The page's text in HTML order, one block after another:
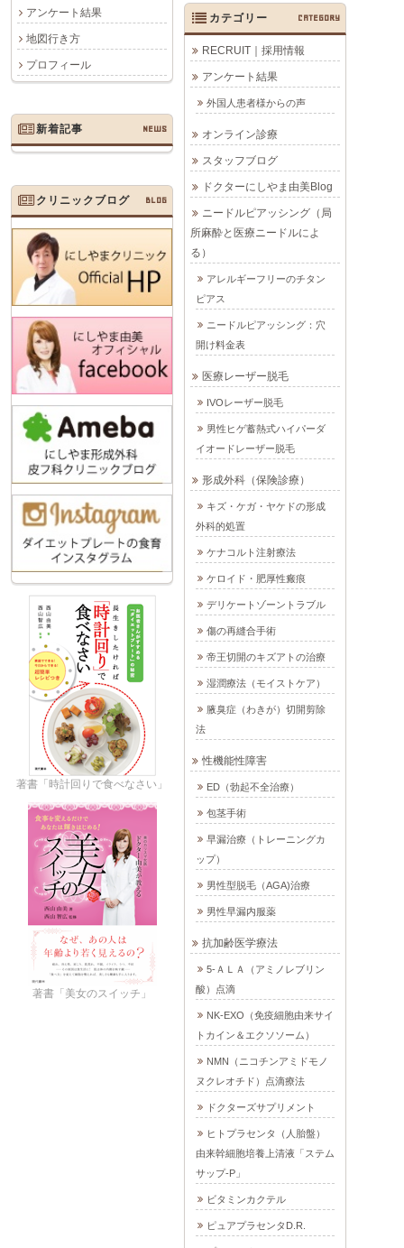
アンケート結果
地図行き方
プロフィール
カテゴリー CATEGORY
RECRUIT｜採用情報
アンケート結果
外国人患者様からの声
オンライン診療
スタッフブログ
ドクターにしやま由美Blog
ニードルピアッシング（局
所麻酔と医療ニードルによ
る）
アレルギーフリーのチタン
ピアス
ニードルピアッシング：穴
開け料金表
医療レーザー脱毛
IVOレーザー脱毛
男性ヒゲ蓄熱式ハイパーダ
イオードレーザー脱毛
形成外科（保険診療）
キズ・ケガ・ヤケドの形成
外科的処置
ケナコルト注射療法
ケロイド・肥厚性瘢痕
デリケートゾーントラブル
傷の再縫合手術
帝王切開のキズアトの治療
湿潤療法（モイストケア）
腋臭症（わきが）切開剪除
法
性機能性障害
ED（勃起不全治療）
包茎手術
早漏治療（トレーニングカ
ップ）
男性型脱毛（AGA)治療
男性早漏内服薬
抗加齢医学療法
5-ＡＬＡ（アミノレブリン
酸）点滴
NK-EXO（免疫細胞由来サイ
トカイン＆エクソソーム）
NMN（ニコチンアミドモノ
ヌクレオチド）点滴療法
ドクターズサプリメント
ヒトプラセンタ（人胎盤）
由来幹細胞培養上清液「ステム
サップ-P」
ビタミンカクテル
ピュアプラセンタD.R.
新着記事 NEWS
クリニックブログ BLOG
著書「時計回りで食べなさい」
著書「美女のスイッチ」